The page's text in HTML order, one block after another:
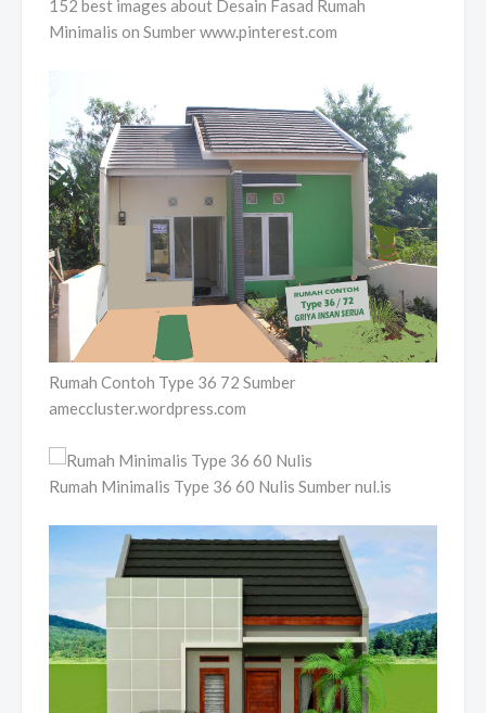
152 best images about Desain Fasad Rumah
Minimalis on Sumber www.pinterest.com
Rumah Contoh Type 36 72 Sumber
ameccluster.wordpress.com
Rumah Minimalis Type 36 60 Nulis Sumber nul.is